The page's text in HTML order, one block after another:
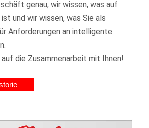
genau, wir wissen, was auf
und wir wissen, was Sie als
Anforderungen an intelligente
die Zusammenarbeit mit Ihnen!